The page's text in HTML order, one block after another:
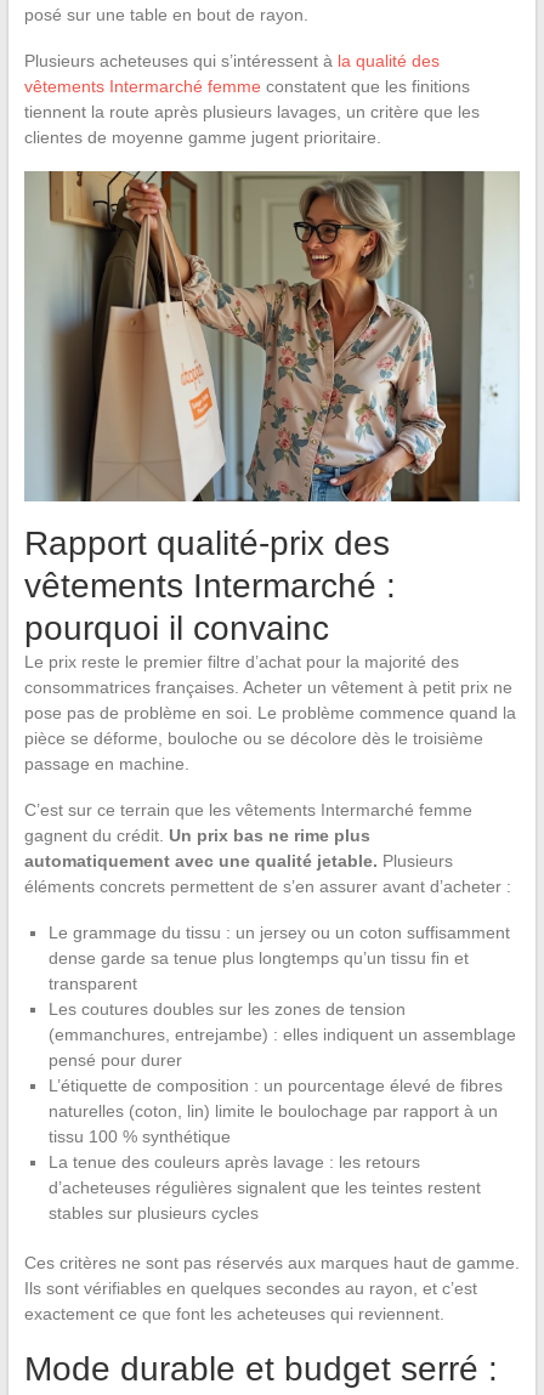
posé sur une table en bout de rayon.
Plusieurs acheteuses qui s’intéressent à la qualité des
vêtements Intermarché femme constatent que les finitions
tiennent la route après plusieurs lavages, un critère que les
clientes de moyenne gamme jugent prioritaire.
Rapport qualité-prix des
vêtements Intermarché :
pourquoi il convainc
Le prix reste le premier filtre d’achat pour la majorité des
consommatrices françaises. Acheter un vêtement à petit prix ne
pose pas de problème en soi. Le problème commence quand la
pièce se déforme, bouloche ou se décolore dès le troisième
passage en machine.
C’est sur ce terrain que les vêtements Intermarché femme
gagnent du crédit. Un prix bas ne rime plus
automatiquement avec une qualité jetable. Plusieurs
éléments concrets permettent de s’en assurer avant d’acheter :
Le grammage du tissu : un jersey ou un coton suffisamment
dense garde sa tenue plus longtemps qu’un tissu fin et
transparent
Les coutures doubles sur les zones de tension
(emmanchures, entrejambe) : elles indiquent un assemblage
pensé pour durer
L’étiquette de composition : un pourcentage élevé de fibres
naturelles (coton, lin) limite le boulochage par rapport à un
tissu 100 % synthétique
La tenue des couleurs après lavage : les retours
d’acheteuses régulières signalent que les teintes restent
stables sur plusieurs cycles
Ces critères ne sont pas réservés aux marques haut de gamme.
Ils sont vérifiables en quelques secondes au rayon, et c’est
exactement ce que font les acheteuses qui reviennent.
Mode durable et budget serré :